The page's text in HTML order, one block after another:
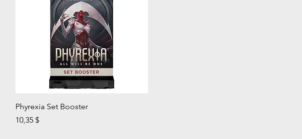
Aperçu rapide
Phyrexia Set Booster
Prix
10,35 $